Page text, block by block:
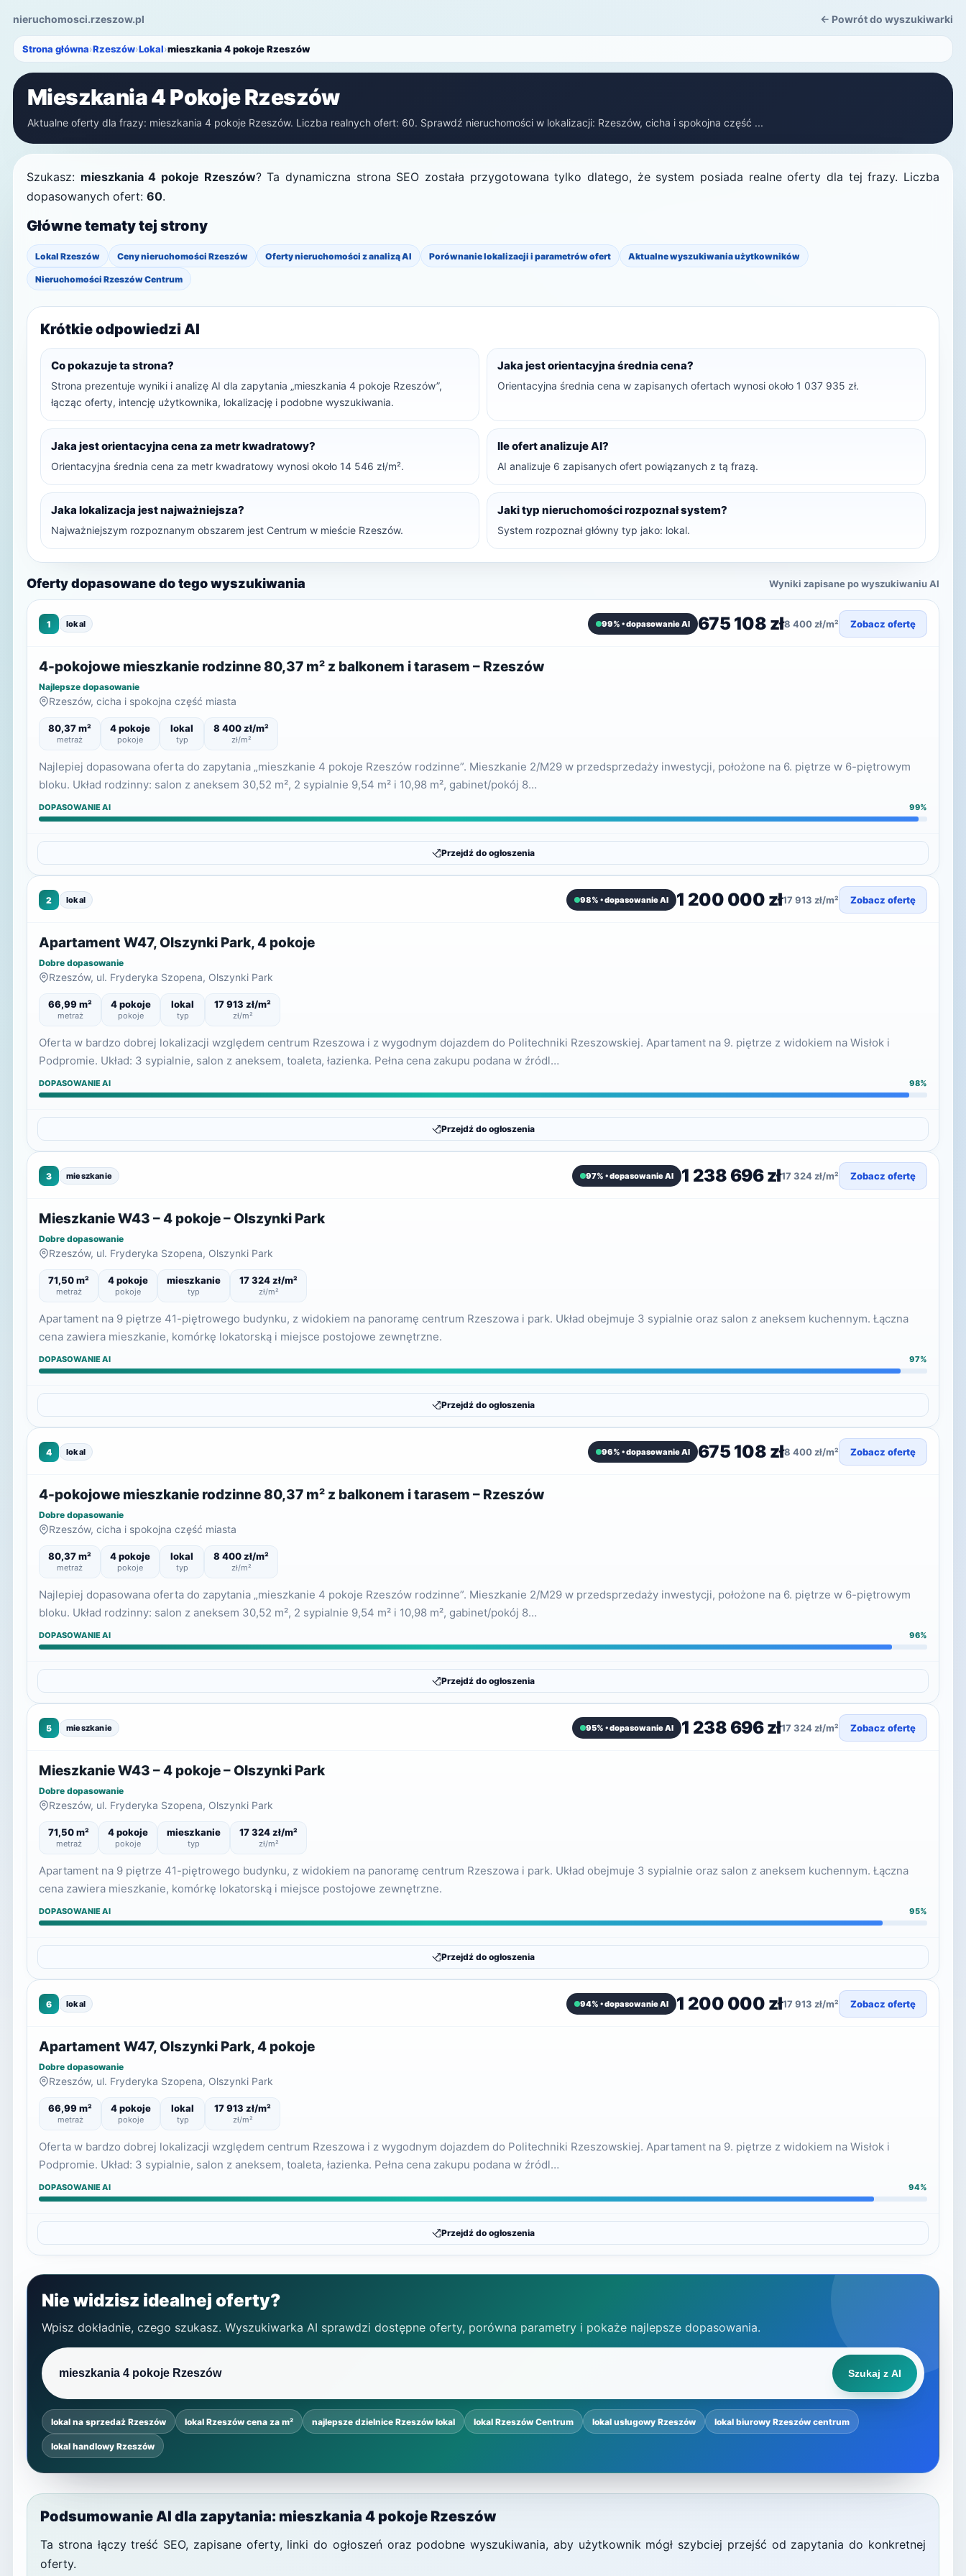
nieruchomosci.rzeszow.pl ← Powrót do wyszukiwarki
Strona główna›Rzeszów›Lokal›mieszkania 4 pokoje Rzeszów
Mieszkania 4 Pokoje Rzeszów
Aktualne oferty dla frazy: mieszkania 4 pokoje Rzeszów. Liczba realnych ofert: 60. Sprawdź nieruchomości w lokalizacji: Rzeszów, cicha i spokojna część ...
Szukasz: mieszkania 4 pokoje Rzeszów? Ta dynamiczna strona SEO została przygotowana tylko dlatego, że system posiada realne oferty dla tej frazy. Liczba
dopasowanych ofert: 60.
Główne tematy tej strony
Lokal Rzeszów Ceny nieruchomości Rzeszów Oferty nieruchomości z analizą AI Porównanie lokalizacji i parametrów ofert Aktualne wyszukiwania użytkowników
Nieruchomości Rzeszów Centrum
Krótkie odpowiedzi AI
Co pokazuje ta strona?
Strona prezentuje wyniki i analizę AI dla zapytania „mieszkania 4 pokoje Rzeszów”,
łącząc oferty, intencję użytkownika, lokalizację i podobne wyszukiwania.
Jaka jest orientacyjna średnia cena?
Orientacyjna średnia cena w zapisanych ofertach wynosi około 1 037 935 zł.
Jaka jest orientacyjna cena za metr kwadratowy?
Orientacyjna średnia cena za metr kwadratowy wynosi około 14 546 zł/m².
Ile ofert analizuje AI?
AI analizuje 6 zapisanych ofert powiązanych z tą frazą.
Jaka lokalizacja jest najważniejsza?
Najważniejszym rozpoznanym obszarem jest Centrum w mieście Rzeszów.
Jaki typ nieruchomości rozpoznał system?
System rozpoznał główny typ jako: lokal.
Oferty dopasowane do tego wyszukiwania Wyniki zapisane po wyszukiwaniu AI
1 lokal 99% • dopasowanie AI 675 108 zł8 400 zł/m² Zobacz ofertę
4-pokojowe mieszkanie rodzinne 80,37 m² z balkonem i tarasem – Rzeszów
Najlepsze dopasowanie
Rzeszów, cicha i spokojna część miasta
80,37 m²
metraż
4 pokoje
pokoje
lokal
typ
8 400 zł/m²
zł/m²
Najlepiej dopasowana oferta do zapytania „mieszkanie 4 pokoje Rzeszów rodzinne”. Mieszkanie 2/M29 w przedsprzedaży inwestycji, położone na 6. piętrze w 6-piętrowym
bloku. Układ rodzinny: salon z aneksem 30,52 m², 2 sypialnie 9,54 m² i 10,98 m², gabinet/pokój 8…
DOPASOWANIE AI 99%
Przejdź do ogłoszenia
2 lokal 98% • dopasowanie AI 1 200 000 zł17 913 zł/m² Zobacz ofertę
Apartament W47, Olszynki Park, 4 pokoje
Dobre dopasowanie
Rzeszów, ul. Fryderyka Szopena, Olszynki Park
66,99 m²
metraż
4 pokoje
pokoje
lokal
typ
17 913 zł/m²
zł/m²
Oferta w bardzo dobrej lokalizacji względem centrum Rzeszowa i z wygodnym dojazdem do Politechniki Rzeszowskiej. Apartament na 9. piętrze z widokiem na Wisłok i
Podpromie. Układ: 3 sypialnie, salon z aneksem, toaleta, łazienka. Pełna cena zakupu podana w źródl…
DOPASOWANIE AI 98%
Przejdź do ogłoszenia
3 mieszkanie 97% • dopasowanie AI 1 238 696 zł17 324 zł/m² Zobacz ofertę
Mieszkanie W43 – 4 pokoje – Olszynki Park
Dobre dopasowanie
Rzeszów, ul. Fryderyka Szopena, Olszynki Park
71,50 m²
metraż
4 pokoje
pokoje
mieszkanie
typ
17 324 zł/m²
zł/m²
Apartament na 9 piętrze 41-piętrowego budynku, z widokiem na panoramę centrum Rzeszowa i park. Układ obejmuje 3 sypialnie oraz salon z aneksem kuchennym. Łączna
cena zawiera mieszkanie, komórkę lokatorską i miejsce postojowe zewnętrzne.
DOPASOWANIE AI 97%
Przejdź do ogłoszenia
4 lokal 96% • dopasowanie AI 675 108 zł8 400 zł/m² Zobacz ofertę
4-pokojowe mieszkanie rodzinne 80,37 m² z balkonem i tarasem – Rzeszów
Dobre dopasowanie
Rzeszów, cicha i spokojna część miasta
80,37 m²
metraż
4 pokoje
pokoje
lokal
typ
8 400 zł/m²
zł/m²
Najlepiej dopasowana oferta do zapytania „mieszkanie 4 pokoje Rzeszów rodzinne”. Mieszkanie 2/M29 w przedsprzedaży inwestycji, położone na 6. piętrze w 6-piętrowym
bloku. Układ rodzinny: salon z aneksem 30,52 m², 2 sypialnie 9,54 m² i 10,98 m², gabinet/pokój 8…
DOPASOWANIE AI 96%
Przejdź do ogłoszenia
5 mieszkanie 95% • dopasowanie AI 1 238 696 zł17 324 zł/m² Zobacz ofertę
Mieszkanie W43 – 4 pokoje – Olszynki Park
Dobre dopasowanie
Rzeszów, ul. Fryderyka Szopena, Olszynki Park
71,50 m²
metraż
4 pokoje
pokoje
mieszkanie
typ
17 324 zł/m²
zł/m²
Apartament na 9 piętrze 41-piętrowego budynku, z widokiem na panoramę centrum Rzeszowa i park. Układ obejmuje 3 sypialnie oraz salon z aneksem kuchennym. Łączna
cena zawiera mieszkanie, komórkę lokatorską i miejsce postojowe zewnętrzne.
DOPASOWANIE AI 95%
Przejdź do ogłoszenia
6 lokal 94% • dopasowanie AI 1 200 000 zł17 913 zł/m² Zobacz ofertę
Apartament W47, Olszynki Park, 4 pokoje
Dobre dopasowanie
Rzeszów, ul. Fryderyka Szopena, Olszynki Park
66,99 m²
metraż
4 pokoje
pokoje
lokal
typ
17 913 zł/m²
zł/m²
Oferta w bardzo dobrej lokalizacji względem centrum Rzeszowa i z wygodnym dojazdem do Politechniki Rzeszowskiej. Apartament na 9. piętrze z widokiem na Wisłok i
Podpromie. Układ: 3 sypialnie, salon z aneksem, toaleta, łazienka. Pełna cena zakupu podana w źródl…
DOPASOWANIE AI 94%
Przejdź do ogłoszenia
Nie widzisz idealnej oferty?
Wpisz dokładnie, czego szukasz. Wyszukiwarka AI sprawdzi dostępne oferty, porówna parametry i pokaże najlepsze dopasowania.
Szukaj z AI
lokal na sprzedaż Rzeszów lokal Rzeszów cena za m² najlepsze dzielnice Rzeszów lokal lokal Rzeszów Centrum lokal usługowy Rzeszów lokal biurowy Rzeszów centrum
lokal handlowy Rzeszów
Podsumowanie AI dla zapytania: mieszkania 4 pokoje Rzeszów
Ta strona łączy treść SEO, zapisane oferty, linki do ogłoszeń oraz podobne wyszukiwania, aby użytkownik mógł szybciej przejść od zapytania do konkretnej
oferty.